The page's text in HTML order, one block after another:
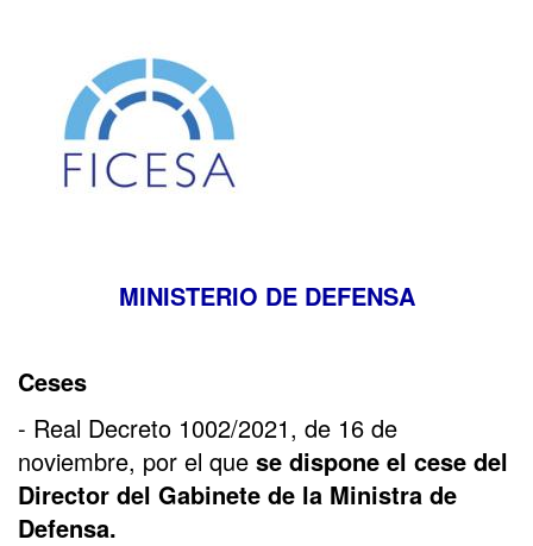
MINISTERIO DE DEFENSA
Ceses
- Real Decreto 1002/2021, de 16 de
noviembre, por el que se dispone el cese del
Director del Gabinete de la Ministra de
Defensa.